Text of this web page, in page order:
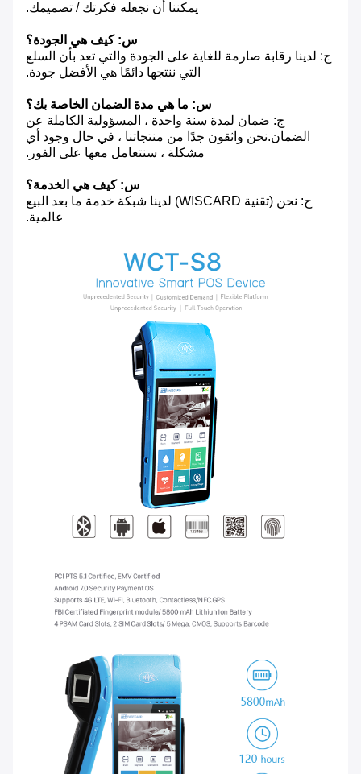
يمكننا أن نجعله فكرتك / تصميمك.
س: كيف هي الجودة؟
ج: لدينا رقابة صارمة للغاية على الجودة والتي تعد بأن السلع
التي ننتجها دائمًا هي الأفضل جودة.
س: ما هي مدة الضمان الخاصة بك؟
ج: ضمان لمدة سنة واحدة ، المسؤولية الكاملة عن
الضمان.نحن واثقون جدًا من منتجاتنا ، في حال وجود أي
مشكلة ، سنتعامل معها على الفور.
س: كيف هي الخدمة؟
ج: نحن (تقنية WISCARD) لدينا شبكة خدمة ما بعد البيع
عالمية.